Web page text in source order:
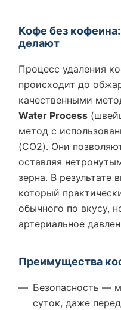
Кофе без кофеина:
делают
Процесс удаления
происходит до
качественными
Water Process
метод с
(CO2). Они
оставляя
зерна. В результате
который
обычного по вкусу,
артериальное
Преимущества
Безопасность —
суток, даже